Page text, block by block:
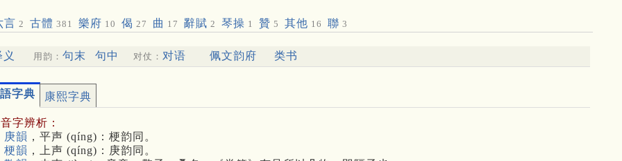
言 2 古體 381 樂府 10 偈 27 曲 17 辭賦 2 琴操 1 贊 5 其他 16 聯 3
义 用韵： 句末 句中 对仗： 对语 佩文韵府 类书
字典 康熙字典
字辨析：
庚韻 ，平声 (qíng)：梗韵同。
梗韻 ，上声 (qíng)：庚韵同。